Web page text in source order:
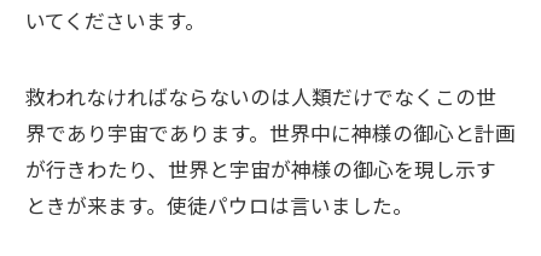
いてくださいます。
救われなければならないのは人類だけでなくこの世
界であり宇宙であります。世界中に神様の御心と計画
が行きわたり、世界と宇宙が神様の御心を現し示す
ときが来ます。使徒パウロは言いました。